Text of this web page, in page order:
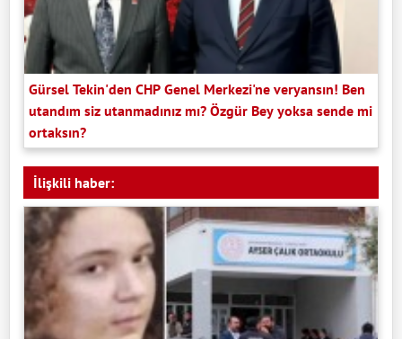
Gürsel Tekin'den CHP Genel Merkezi'ne veryansın! Ben
utandım siz utanmadınız mı? Özgür Bey yoksa sende mi
ortaksın?
İlişkili haber: